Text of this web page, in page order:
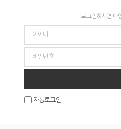
로그인하시면 다
자동로그인